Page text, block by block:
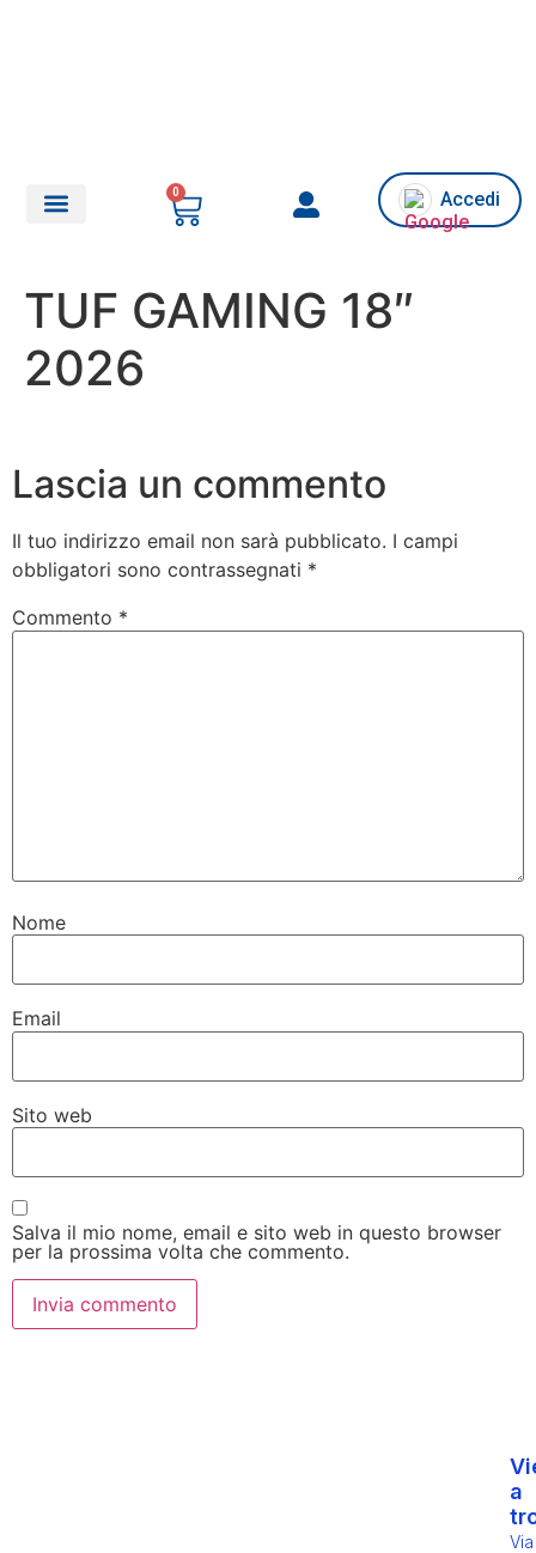
0 Accedi
TUF GAMING 18″
2026
Lascia un commento
Il tuo indirizzo email non sarà pubblicato. I campi
obbligatori sono contrassegnati *
Commento *
Nome
Email
Sito web
Salva il mio nome, email e sito web in questo browser
per la prossima volta che commento.
a
Via